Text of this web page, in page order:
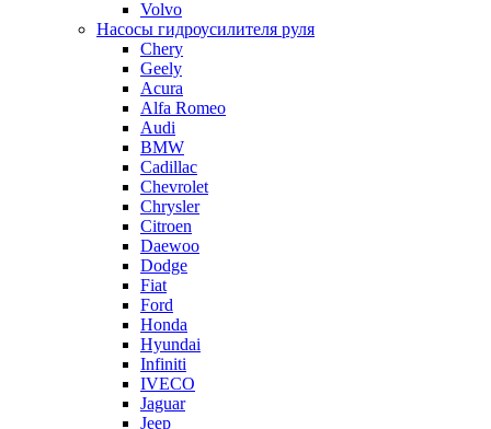
Volvo
Насосы гидроусилителя руля
Chery
Geely
Acura
Alfa Romeo
Audi
BMW
Cadillac
Chevrolet
Chrysler
Citroen
Daewoo
Dodge
Fiat
Ford
Honda
Hyundai
Infiniti
IVECO
Jaguar
Jeep